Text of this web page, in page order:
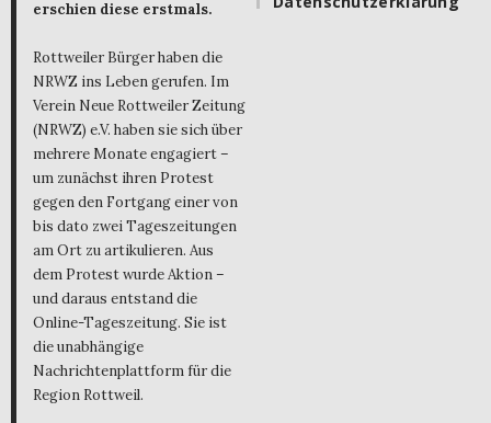
erschien diese erstmals.
Rottweiler Bürger haben die
NRWZ ins Leben gerufen. Im
Verein Neue Rottweiler Zeitung
(NRWZ) e.V. haben sie sich über
mehrere Monate engagiert –
um zunächst ihren Protest
gegen den Fortgang einer von
bis dato zwei Tageszeitungen
am Ort zu artikulieren. Aus
dem Protest wurde Aktion –
und daraus entstand die
Online-Tageszeitung. Sie ist
die unabhängige
Nachrichtenplattform für die
Region Rottweil.